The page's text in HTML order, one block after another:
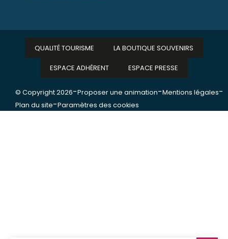
© Copyright 2026-Proposer une animation-Mentions légales-
Plan du site-Paramètres des cookies
QUALITÉ TOURISME LA BOUTIQUE SOUVENIRS
ESPACE ADHÉRENT ESPACE PRESSE